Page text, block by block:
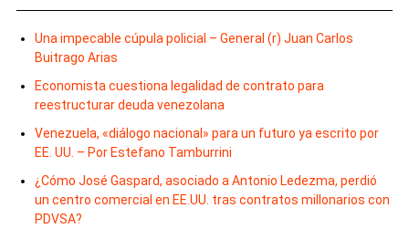
Una impecable cúpula policial – General (r) Juan Carlos
Buitrago Arias
Economista cuestiona legalidad de contrato para
reestructurar deuda venezolana
Venezuela, «diálogo nacional» para un futuro ya escrito por
EE. UU. – Por Estefano Tamburrini
¿Cómo José Gaspard, asociado a Antonio Ledezma, perdió
un centro comercial en EE.UU. tras contratos millonarios con
PDVSA?